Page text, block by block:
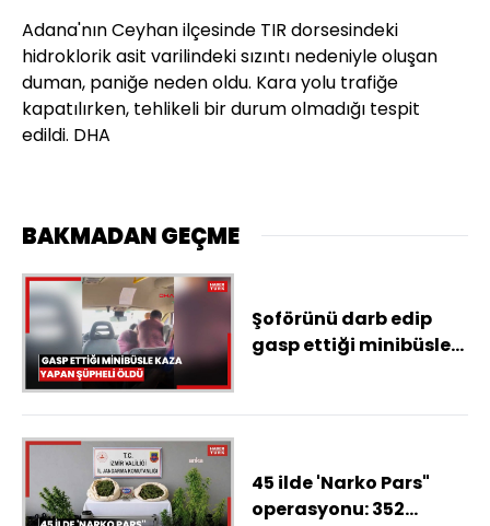
Adana'nın Ceyhan ilçesinde TIR dorsesindeki
hidroklorik asit varilindeki sızıntı nedeniyle oluşan
duman, paniğe neden oldu. Kara yolu trafiğe
kapatılırken, tehlikeli bir durum olmadığı tespit
edildi. DHA
BAKMADAN GEÇME
Şoförünü darb edip
gasp ettiği minibüsle
45 ilde 'Narko Pars"
operasyonu: 352